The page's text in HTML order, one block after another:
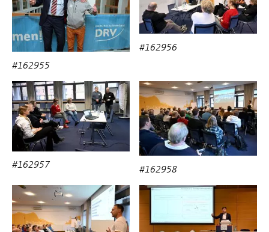
#162955
#162956
#162957 #162958